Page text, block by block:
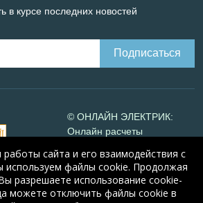
в курсе последних новостей
© ОНЛАЙН ЭЛЕКТРИК:
Онлайн расчеты
Online-electric.ru, 2008-
2026
© А.Н. Алюнов, 2008-2026
сайта и его взаимодействия с
используем файлы cookie. Продолжая
разрешаете использование cookie-
можете отключить файлы cookie в